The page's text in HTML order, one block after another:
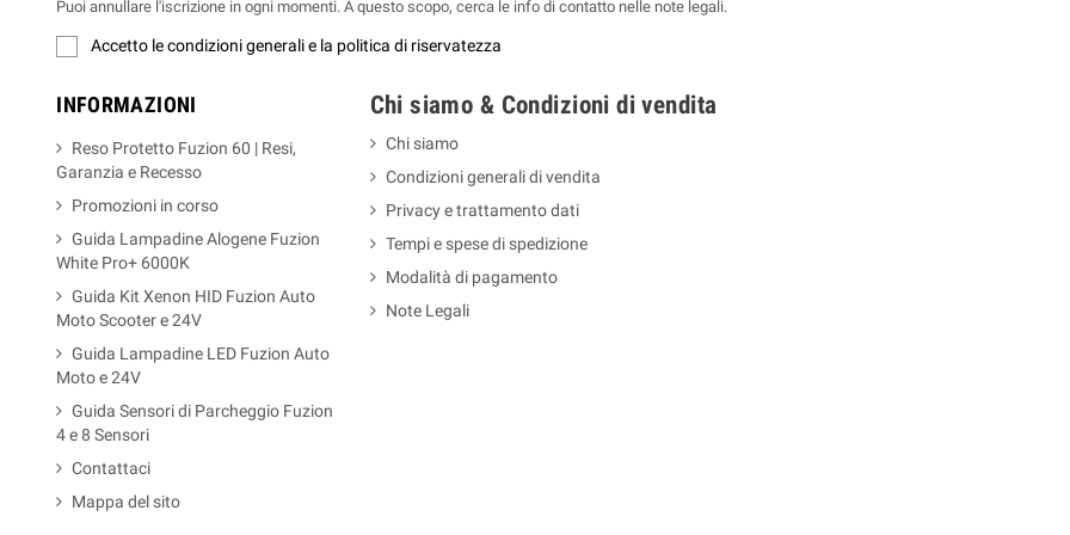
Puoi annullare l'iscrizione in ogni momenti. A questo scopo, cerca le info di contatto nelle note legali.
Accetto le condizioni generali e la politica di riservatezza
INFORMAZIONI
Reso Protetto Fuzion 60 | Resi,
Garanzia e Recesso
Promozioni in corso
Guida Lampadine Alogene Fuzion
White Pro+ 6000K
Guida Kit Xenon HID Fuzion Auto
Moto Scooter e 24V
Guida Lampadine LED Fuzion Auto
Moto e 24V
Guida Sensori di Parcheggio Fuzion
4 e 8 Sensori
Contattaci
Mappa del sito
Chi siamo & Condizioni di vendita
Chi siamo
Condizioni generali di vendita
Privacy e trattamento dati
Tempi e spese di spedizione
Modalità di pagamento
Note Legali